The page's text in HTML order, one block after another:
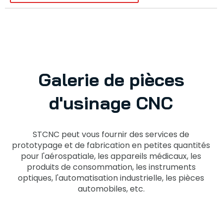
Galerie de pièces
d'usinage CNC
STCNC peut vous fournir des services de
prototypage et de fabrication en petites quantités
pour l'aérospatiale, les appareils médicaux, les
produits de consommation, les instruments
optiques, l'automatisation industrielle, les pièces
automobiles, etc.